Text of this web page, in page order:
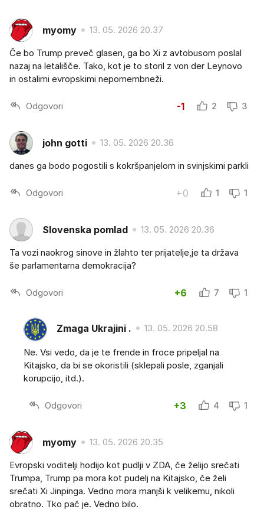
myomy 13. 05. 2026 20.37
Če bo Trump preveč glasen, ga bo Xi z avtobusom poslal
nazaj na letališče. Tako, kot je to storil z von der Leynovo
in ostalimi evropskimi nepomembneži.
Odgovori -1 2 3
john gotti 13. 05. 2026 20.36
danes ga bodo pogostili s kokršpanjelom in svinjskimi parkli
Odgovori +0 1 1
Slovenska pomlad 13. 05. 2026 20.36
Ta vozi naokrog sinove in žlahto ter prijatelje,je ta država
še parlamentarna demokracija?
Odgovori +6 7 1
Zmaga Ukrajini . 13. 05. 2026 20.58
Ne. Vsi vedo, da je te frende in froce pripeljal na
Kitajsko, da bi se okoristili (sklepali posle, zganjali
korupcijo, itd.).
Odgovori +3 4 1
myomy 13. 05. 2026 20.35
Evropski voditelji hodijo kot pudlji v ZDA, če želijo srečati
Trumpa, Trump pa mora kot pudelj na Kitajsko, če želi
srečati Xi Jinpinga. Vedno mora manjši k velikemu, nikoli
obratno. Tko pač je. Vedno bilo.